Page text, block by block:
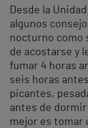
Desde la
algunos
nocturno como
de acostarse y
fumar 4 horas
seis horas
picantes,
antes de
mejor es tomar